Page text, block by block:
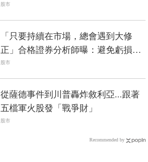
進...
股市
「只要持續在市場，總會遇到大修
正」合格證券分析師曝：避免虧損的
2祕密心法
股市
從薩德事件到川普轟炸敘利亞...跟著
五檔軍火股發「戰爭財」
股市
Recommended by